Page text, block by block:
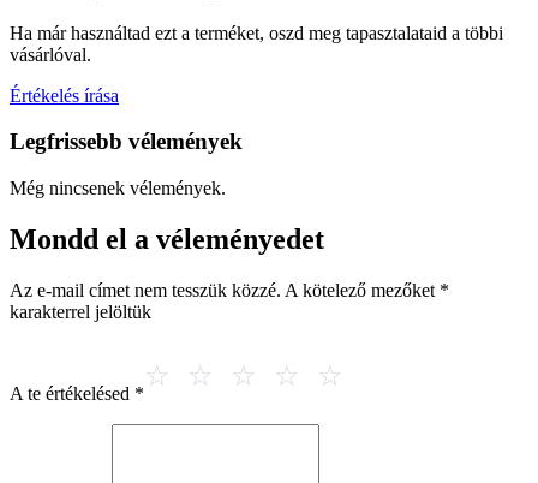
Ha már használtad ezt a terméket, oszd meg tapasztalataid a többi
vásárlóval.
Értékelés írása
Legfrissebb vélemények
Még nincsenek vélemények.
Mondd el a véleményedet
Az e-mail címet nem tesszük közzé. A kötelező mezőket *
karakterrel jelöltük
A te értékelésed *